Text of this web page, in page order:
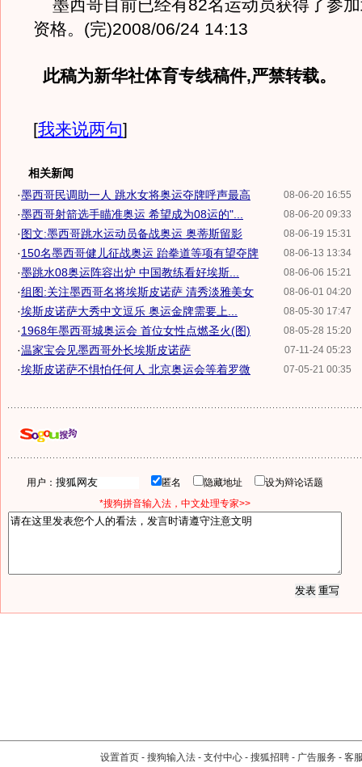
墨西哥目前已经有82名运动员获得了参
资格。(完)2008/06/24 14:13
此稿为新华社体育专线稿件,严禁转载。
[我来说两句]
相关新闻
08-06-20 16:55
·墨西哥民调助一人 跳水女将奥运夺牌呼声最高
08-06-20 09:33
·墨西哥射箭选手瞄准奥运 希望成为08运的"...
08-06-19 15:31
·图文:墨西哥跳水运动员备战奥运 奥蒂斯留影
08-06-13 13:34
·150名墨西哥健儿征战奥运 跆拳道等项有望夺牌
08-06-06 15:21
·墨跳水08奥运阵容出炉 中国教练看好埃斯...
08-06-01 04:20
·组图:关注墨西哥名将埃斯皮诺萨 清秀淡雅美女
08-05-30 17:47
·埃斯皮诺萨大秀中文逗乐 奥运金牌需要上...
08-05-28 15:20
·1968年墨西哥城奥运会 首位女性点燃圣火(图)
07-11-24 05:23
·温家宝会见墨西哥外长埃斯皮诺萨
07-05-21 00:35
·埃斯皮诺萨不惧怕任何人 北京奥运会等着罗微
用户： 匿名 隐藏地址
设为辩论话题
*搜狗拼音输入法，中文处理专家>>
设置首页 - 搜狗输入法 - 支付中心 - 搜狐招聘 - 广告服务 - 客